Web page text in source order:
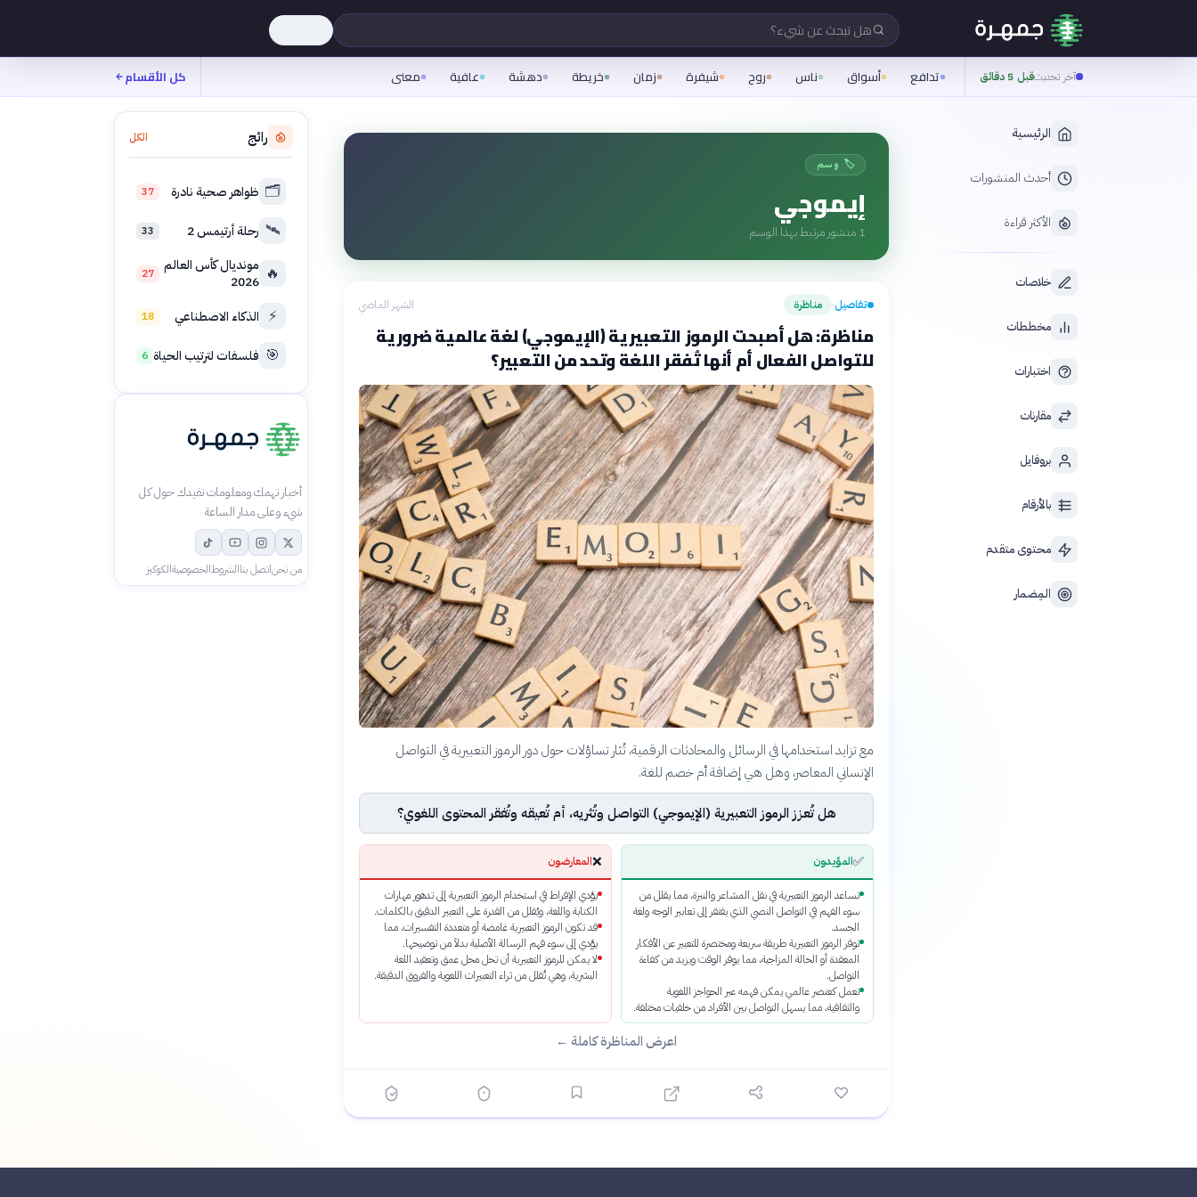
هل تبحث عن شيء؟
آخر تحديثقبل 5 دقائق تدافع أسواق ناس روح شيفرة زمان خريطة دهشة عافية معنى كل الأقسام
الرئيسية
أحدث المنشورات
الأكثر قراءة
خلاصات
مخططات
اختبارات
مقارنات
بروفايل
بالأرقام
محتوى متقدم
المِضمار
🏷️ وسم
إيموجي
1 منشور مرتبط بهذا الوسم
تفاصيل› مناظرة الشهر الماضي
مناظرة: هل أصبحت الرموز التعبيرية (الإيموجي) لغة عالمية ضرورية
للتواصل الفعال أم أنها تُفقر اللغة وتحد من التعبير؟
مع تزايد استخدامها في الرسائل والمحادثات الرقمية، تُثار تساؤلات حول دور الرموز التعبيرية في التواصل
الإنساني المعاصر، وهل هي إضافة أم خصم للغة.
هل تُعزز الرموز التعبيرية (الإيموجي) التواصل وتُثريه، أم تُعيقه وتُفقر المحتوى اللغوي؟
✅المؤيدون
تساعد الرموز التعبيرية في نقل المشاعر والنبرة، مما يقلل من
سوء الفهم في التواصل النصي الذي يفتقر إلى تعابير الوجه ولغة
الجسد.
توفر الرموز التعبيرية طريقة سريعة ومختصرة للتعبير عن الأفكار
المعقدة أو الحالة المزاجية، مما يوفر الوقت ويزيد من كفاءة
التواصل.
تعمل كعنصر عالمي يمكن فهمه عبر الحواجز اللغوية
والثقافية، مما يسهل التواصل بين الأفراد من خلفيات مختلفة.
❌المعارضون
يؤدي الإفراط في استخدام الرموز التعبيرية إلى تدهور مهارات
الكتابة واللغة، ويُقلل من القدرة على التعبير الدقيق بالكلمات.
قد تكون الرموز التعبيرية غامضة أو متعددة التفسيرات، مما
يؤدي إلى سوء فهم الرسالة الأصلية بدلاً من توضيحها.
لا يمكن للرموز التعبيرية أن تحل محل عمق وتعقيد اللغة
البشرية، وهي تُقلل من ثراء التعبيرات اللغوية والفروق الدقيقة.
اعرض المناظرة كاملة ←
رائج الكل
🗂️ ظواهر صحية نادرة 37
🛰️ رحلة أرتيمس 2 33
🔥 مونديال كأس العالم
2026
27
⚡ الذكاء الاصطناعي 18
🎯 فلسفات لترتيب الحياة 6
أخبار تهمك ومعلومات تفيدك حول كل
شيء وعلى مدار الساعة
من نحناتصل بناالشروطالخصوصيةالكوكيز